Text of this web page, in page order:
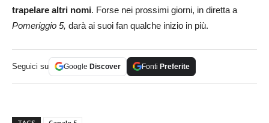
trapelare altri nomi. Forse nei prossimi giorni, in diretta a
Pomeriggio 5, darà ai suoi fan qualche inizio in più.
Seguici su Google Discover Fonti Preferite